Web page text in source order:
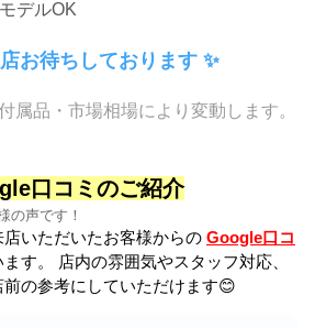
デルOK
お待ちしております ✨
属品・市場相場により変動します。
口コミのご紹介
の声です！
いただいたお客様からの Google口コ
す。 店内の雰囲気やスタッフ対応、
の参考にしていただけます😊